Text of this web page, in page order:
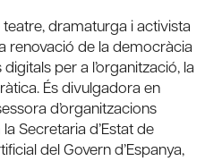
dramaturga i activista
renovació de la democràcia
digitals per a l’organització, la
És divulgadora en
d’organitzacions
Secretaria d’Estat de
del Govern d’Espanya,